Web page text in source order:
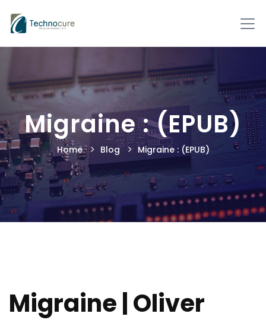
Migraine : (EPUB)
Home Blog Migraine : (EPUB)
Migraine | Oliver